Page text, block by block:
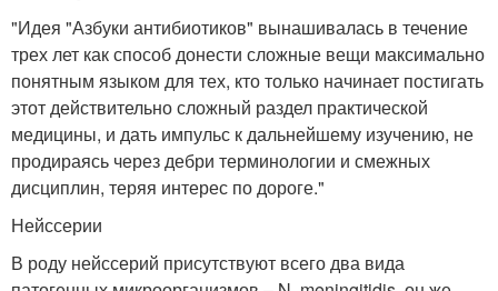
"Идея "Азбуки антибиотиков" вынашивалась в течение
трех лет как способ донести сложные вещи максимально
понятным языком для тех, кто только начинает постигать
этот действительно сложный раздел практической
медицины, и дать импульс к дальнейшему изучению, не
продираясь через дебри терминологии и смежных
дисциплин, теряя интерес по дороге."
Нейссерии
В роду нейссерий присутствуют всего два вида